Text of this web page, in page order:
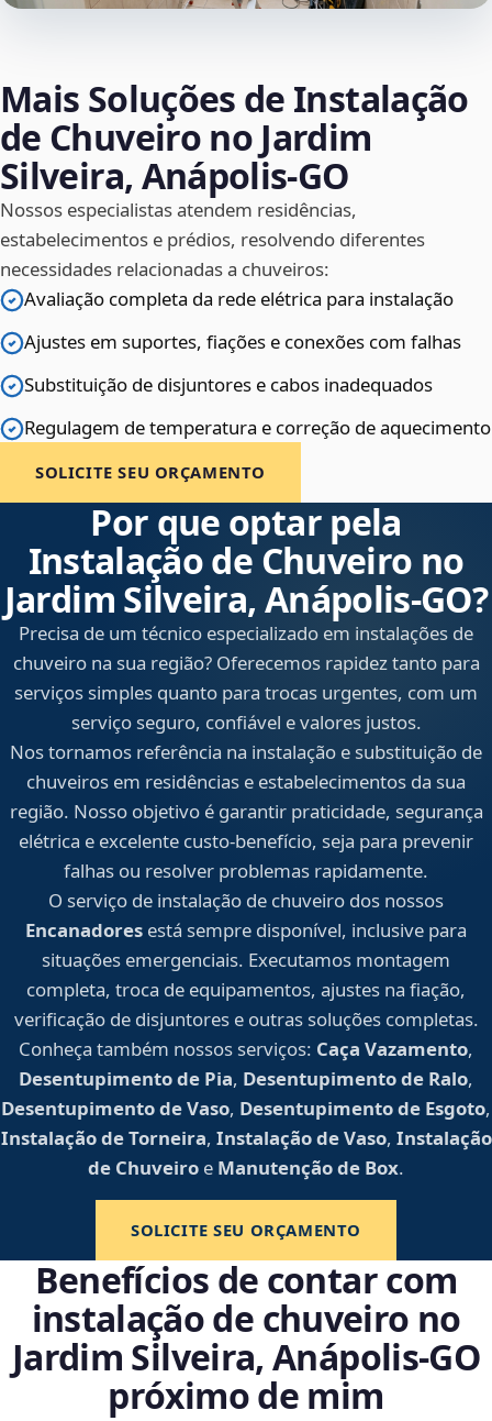
Mais Soluções de Instalação
de Chuveiro no Jardim
Silveira, Anápolis‑GO
Nossos especialistas atendem residências,
estabelecimentos e prédios, resolvendo diferentes
necessidades relacionadas a chuveiros:
Avaliação completa da rede elétrica para instalação
Ajustes em suportes, fiações e conexões com falhas
Substituição de disjuntores e cabos inadequados
Regulagem de temperatura e correção de aquecimento
SOLICITE SEU ORÇAMENTO
Por que optar pela
Instalação de Chuveiro no
Jardim Silveira, Anápolis‑GO?
Precisa de um técnico especializado em instalações de
chuveiro na sua região? Oferecemos rapidez tanto para
serviços simples quanto para trocas urgentes, com um
serviço seguro, confiável e valores justos.
Nos tornamos referência na instalação e substituição de
chuveiros em residências e estabelecimentos da sua
região. Nosso objetivo é garantir praticidade, segurança
elétrica e excelente custo-benefício, seja para prevenir
falhas ou resolver problemas rapidamente.
O serviço de instalação de chuveiro dos nossos
Encanadores está sempre disponível, inclusive para
situações emergenciais. Executamos montagem
completa, troca de equipamentos, ajustes na fiação,
verificação de disjuntores e outras soluções completas.
Conheça também nossos serviços: Caça Vazamento,
Desentupimento de Pia, Desentupimento de Ralo,
Desentupimento de Vaso, Desentupimento de Esgoto,
Instalação de Torneira, Instalação de Vaso, Instalação
de Chuveiro e Manutenção de Box.
SOLICITE SEU ORÇAMENTO
Benefícios de contar com
instalação de chuveiro no
Jardim Silveira, Anápolis‑GO
próximo de mim